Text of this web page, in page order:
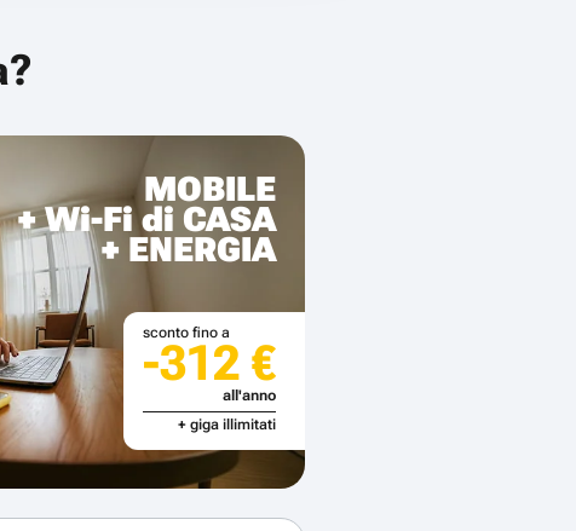
MOBILE
+ Wi-Fi di CASA
+ ENERGIA
sconto fino a
-312 €
all'anno
+ giga illimitati